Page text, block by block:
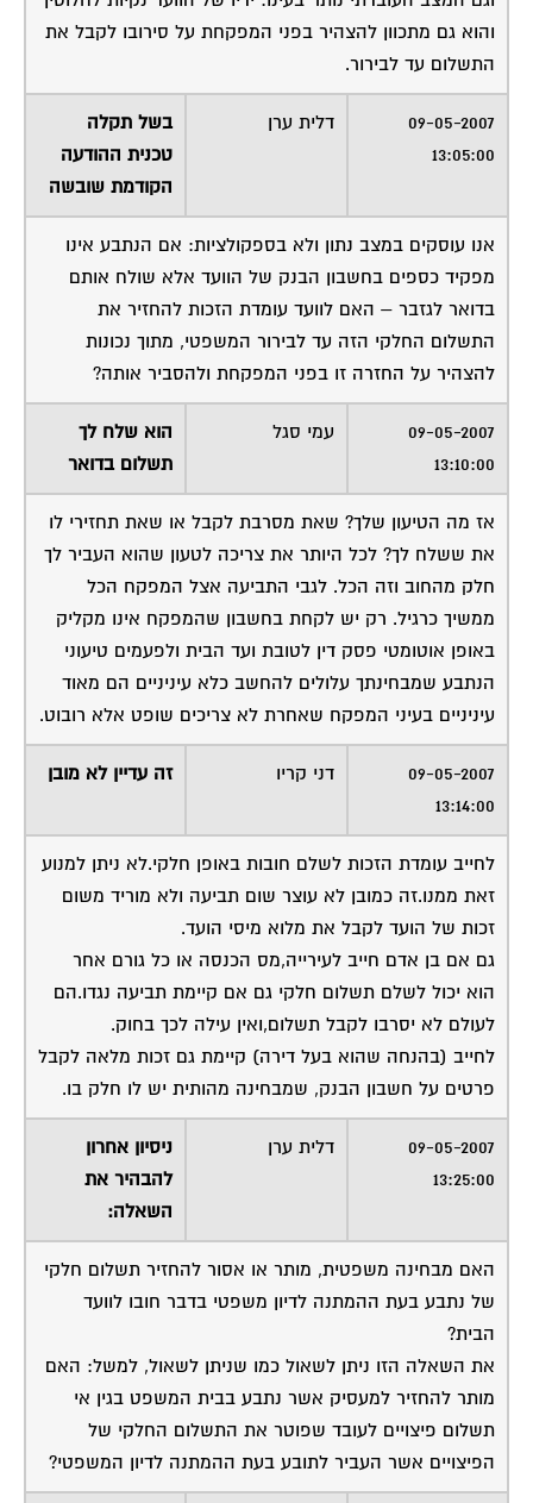
והוא גם מתכוון להצהיר בפני המפקחת על סירובו לקבל את
התשלום עד לבירור.
09-05-2007
13:05:00
דלית ערן
בשל תקלה
טכנית ההודעה
הקודמת שובשה
אנו עוסקים במצב נתון ולא בספקולציות: אם הנתבע אינו
מפקיד כספים בחשבון הבנק של הוועד אלא שולח אותם
בדואר לגזבר – האם לוועד עומדת הזכות להחזיר את
התשלום החלקי הזה עד לבירור המשפטי, מתוך נכונות
להצהיר על החזרה זו בפני המפקחת ולהסביר אותה?
09-05-2007
13:10:00
עמי סגל
הוא שלח לך
תשלום בדואר
אז מה הטיעון שלך? שאת מסרבת לקבל או שאת תחזירי לו
את ששלח לך? לכל היותר את צריכה לטעון שהוא העביר לך
חלק מהחוב וזה הכל. לגבי התביעה אצל המפקח הכל
ממשיך כרגיל. רק יש לקחת בחשבון שהמפקח אינו מקליק
באופן אוטומטי פסק דין לטובת ועד הבית ולפעמים טיעוני
הנתבע שמבחינתך עלולים להחשב כלא עיניניים הם מאוד
עיניניים בעיני המפקח שאחרת לא צריכים שופט אלא רובוט.
09-05-2007
13:14:00
דני קריו זה עדיין לא מובן
לחייב עומדת הזכות לשלם חובות באופן חלקי.לא ניתן למנוע
זאת ממנו.זה כמובן לא עוצר שום תביעה ולא מוריד משום
זכות של הועד לקבל את מלוא מיסי הועד.
גם אם בן אדם חייב לעירייה,מס הכנסה או כל גורם אחר
הוא יכול לשלם תשלום חלקי גם אם קיימת תביעה נגדו.הם
לעולם לא יסרבו לקבל תשלום,ואין עילה לכך בחוק.
לחייב (בהנחה שהוא בעל דירה) קיימת גם זכות מלאה לקבל
פרטים על חשבון הבנק, שמבחינה מהותית יש לו חלק בו.
09-05-2007
13:25:00
דלית ערן
ניסיון אחרון
להבהיר את
השאלה:
האם מבחינה משפטית, מותר או אסור להחזיר תשלום חלקי
של נתבע בעת ההמתנה לדיון משפטי בדבר חובו לוועד
הבית?
את השאלה הזו ניתן לשאול כמו שניתן לשאול, למשל: האם
מותר להחזיר למעסיק אשר נתבע בבית המשפט בגין אי
תשלום פיצויים לעובד שפוטר את התשלום החלקי של
הפיצויים אשר העביר לתובע בעת ההמתנה לדיון המשפטי?